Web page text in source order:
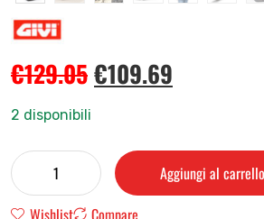
€129.05€109.69
2 disponibili
Aggiungi al carrello
Wishlist
Compare